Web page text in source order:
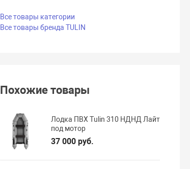
Все товары категории
Все товары бренда TULIN
Похожие товары
Лодка ПВХ Tulin 310 НДНД Лайт
под мотор
37 000 руб.